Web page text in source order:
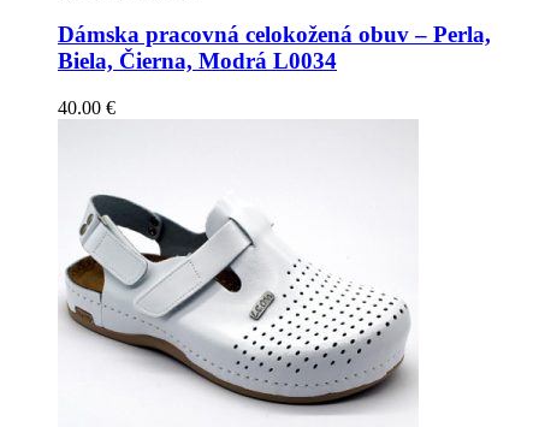
Dámska pracovná celokožená obuv – Perla,
Biela, Čierna, Modrá L0034
40.00 €